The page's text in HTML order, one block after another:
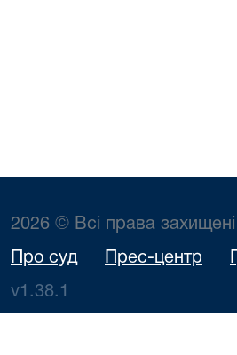
2026 © Всі права захищені
Про суд Прес-центр
v1.38.1